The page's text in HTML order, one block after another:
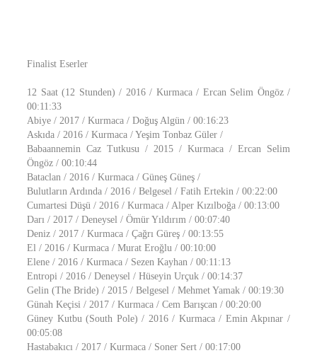
Finalist Eserler
12 Saat (12 Stunden) / 2016 / Kurmaca / Ercan Selim Öngöz /
00:11:33
Abiye / 2017 / Kurmaca / Doğuş Algün / 00:16:23
Askıda / 2016 / Kurmaca / Yeşim Tonbaz Güler /
Babaannemin Caz Tutkusu / 2015 / Kurmaca / Ercan Selim
Öngöz / 00:10:44
Bataclan / 2016 / Kurmaca / Güneş Güneş /
Bulutların Ardında / 2016 / Belgesel / Fatih Ertekin / 00:22:00
Cumartesi Düşü / 2016 / Kurmaca / Alper Kızılboğa / 00:13:00
Darı / 2017 / Deneysel / Ömür Yıldırım / 00:07:40
Deniz / 2017 / Kurmaca / Çağrı Güreş / 00:13:55
El / 2016 / Kurmaca / Murat Eroğlu / 00:10:00
Elene / 2016 / Kurmaca / Sezen Kayhan / 00:11:13
Entropi / 2016 / Deneysel / Hüseyin Urçuk / 00:14:37
Gelin (The Bride) / 2015 / Belgesel / Mehmet Yamak / 00:19:30
Günah Keçisi / 2017 / Kurmaca / Cem Barışcan / 00:20:00
Güney Kutbu (South Pole) / 2016 / Kurmaca / Emin Akpınar /
00:05:08
Hastabakıcı / 2017 / Kurmaca / Soner Sert / 00:17:00